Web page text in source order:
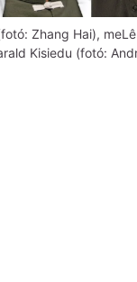
Zhang Hai),
Kisiedu (fotó: